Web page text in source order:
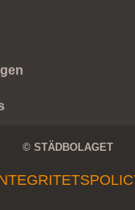
© STÄDBOLAGET